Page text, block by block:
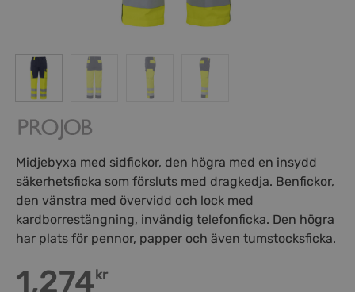
Midjebyxa med sidfickor, den högra med en insydd
säkerhetsficka som försluts med dragkedja. Benfickor,
den vänstra med övervidd och lock med
kardborrestängning, invändig telefonficka. Den högra
har plats för pennor, papper och även tumstocksficka.
1,274kr